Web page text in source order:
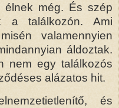
élnek még. És szép
a találkozón. Ami
valamennyien
áldoztak.
nem egy találkozós
alázatos hit.
és